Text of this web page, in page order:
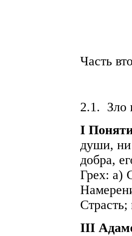
Часть
2.1. Зло
I
души, ни
добра,
Грех: а)
Страсть;
III